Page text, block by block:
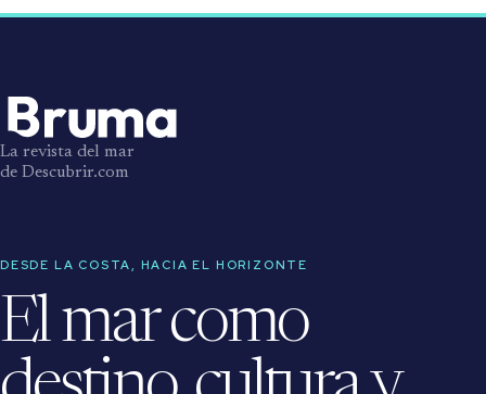
La revista del mar
de Descubrir.com
DESDE LA COSTA, HACIA EL HORIZONTE
El mar como